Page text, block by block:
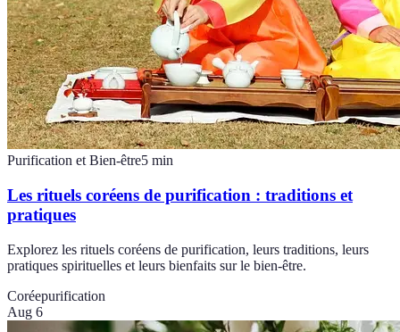
Purification et Bien-être5 min
Les rituels coréens de purification : traditions et
pratiques
Explorez les rituels coréens de purification, leurs traditions, leurs
pratiques spirituelles et leurs bienfaits sur le bien-être.
Coréepurification
Aug 6